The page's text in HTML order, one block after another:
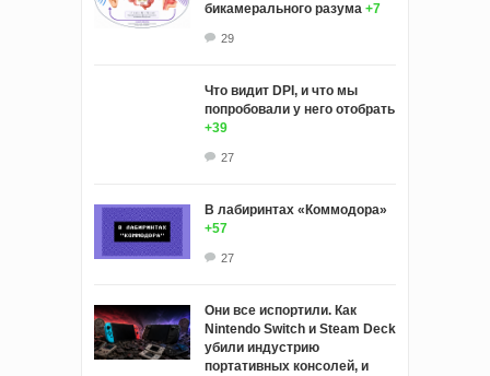
бикамерального разума +7
29
Что видит DPI, и что мы
попробовали у него отобрать
+39
27
В лабиринтах «Коммодора»
+57
27
Они все испортили. Как
Nintendo Switch и Steam Deck
убили индустрию
портативных консолей, и